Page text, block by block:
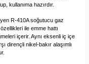
kullanıma hazırdır.
R-410A soğutucu gaz
ile emme hattı
içerir. Aynı eksenli iç içe
dirençli nikel-bakır alaşımlı